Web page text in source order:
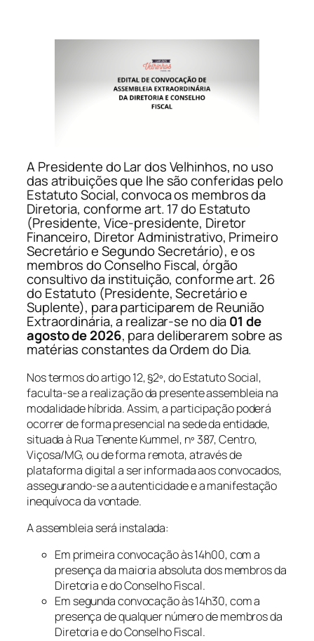
A Presidente do Lar dos Velhinhos, no uso
das atribuições que lhe são conferidas pelo
Estatuto Social, convoca os membros da
Diretoria, conforme art. 17 do Estatuto
(Presidente, Vice-presidente, Diretor
Financeiro, Diretor Administrativo, Primeiro
Secretário e Segundo Secretário), e os
membros do Conselho Fiscal, órgão
consultivo da instituição, conforme art. 26
do Estatuto (Presidente, Secretário e
Suplente), para participarem de Reunião
Extraordinária, a realizar-se no dia01 de
agosto de 2026, para deliberarem sobre as
matérias constantes da Ordem do Dia.
Nos termos do artigo 12, §2º, do Estatuto Social,
faculta-se a realização da presente assembleia na
modalidade híbrida. Assim, a participação poderá
ocorrer de forma presencial na sede da entidade,
situada à Rua Tenente Kummel, nº 387, Centro,
Viçosa/MG, ou de forma remota, através de
plataforma digital a ser informada aos convocados,
assegurando-se a autenticidade e a manifestação
inequívoca da vontade.
A assembleia será instalada:
Em primeira convocação às 14h00, com a
presença da maioria absoluta dos membros da
Diretoria e do Conselho Fiscal.
Em segunda convocação às 14h30, com a
presença de qualquer número de membros da
Diretoria e do Conselho Fiscal.